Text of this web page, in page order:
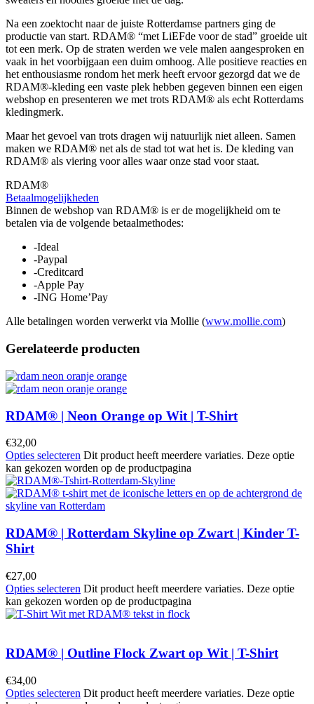
Na een zoektocht naar de juiste Rotterdamse partners ging de
productie van start. RDAM® “met LiEFde voor de stad” groeide uit
tot een merk. Op de straten werden we vele malen aangesproken en
vaak in het voorbijgaan een duim omhoog. Alle positieve reacties en
het enthousiasme rondom het merk heeft ervoor gezorgd dat we de
RDAM®-kleding een vaste plek hebben gegeven binnen een eigen
webshop en presenteren we met trots RDAM® als echt Rotterdams
kledingmerk.
Maar het gevoel van trots dragen wij natuurlijk niet alleen. Samen
maken we RDAM® net als de stad tot wat het is. De kleding van
RDAM® als viering voor alles waar onze stad voor staat.
RDAM®
Betaalmogelijkheden
Binnen de webshop van RDAM® is er de mogelijkheid om te
betalen via de volgende betaalmethodes:
-Ideal
-Paypal
-Creditcard
-Apple Pay
-ING Home’Pay
Alle betalingen worden verwerkt via Mollie (www.mollie.com)
Gerelateerde producten
RDAM® | Neon Orange op Wit | T-Shirt
€32,00
Opties selecteren Dit product heeft meerdere variaties. Deze optie
kan gekozen worden op de productpagina
RDAM® | Rotterdam Skyline op Zwart | Kinder T-
Shirt
€27,00
Opties selecteren Dit product heeft meerdere variaties. Deze optie
kan gekozen worden op de productpagina
RDAM® | Outline Flock Zwart op Wit | T-Shirt
€34,00
Opties selecteren Dit product heeft meerdere variaties. Deze optie